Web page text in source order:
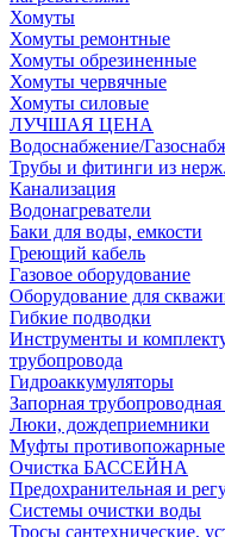
Хомуты
Хомуты ремонтные
Хомуты обрезиненные
Хомуты червячные
Хомуты силовые
ЛУЧШАЯ ЦЕНА
Водоснабжение/
Трубы и фитинги из
Канализация
Водонагреватели
Баки для воды, емкости
Греющий кабель
Газовое оборудование
Оборудование для
Гибкие подводки
Инструменты и
трубопровода
Гидроаккумуляторы
Запорная трубопроводная
Люки, дождеприемники
Муфты противопожарные
Очистка БАССЕЙНА
Предохранительная и
Системы очистки воды
Тросы сантехнические,